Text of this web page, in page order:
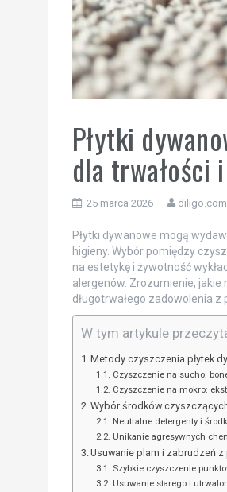
Płytki
dla trwałości
25 marca 2026
Płytki dywanowe mogą
higieny. Wybór pomiędzy
na estetykę i żywotność
alergenów. Zrozumienie,
długotrwałego zadowolenia z
W tym artykule
Metody czyszczenia płytek
Czyszczenie na sucho:
Czyszczenie na mokro:
Wybór środków
Neutralne detergenty i
Unikanie agresywnych
Usuwanie plam i zabrudzeń z
Szybkie czyszczenie
Usuwanie starego i